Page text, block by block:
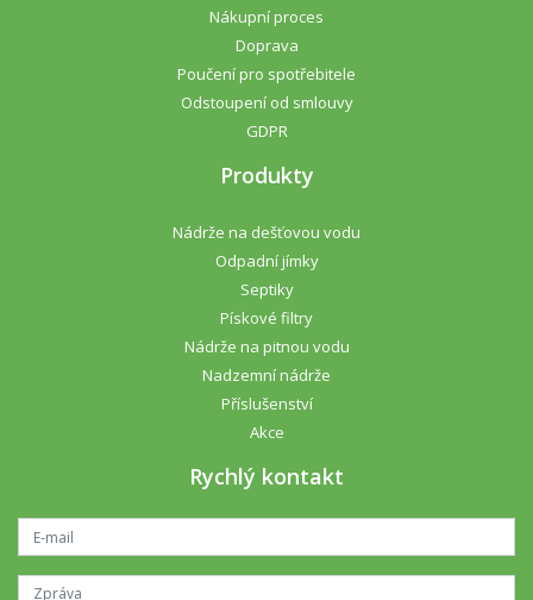
Nákupní proces
Doprava
Poučení pro spotřebitele
Odstoupení od smlouvy
GDPR
Produkty
Nádrže na dešťovou vodu
Odpadní jímky
Septiky
Pískové filtry
Nádrže na pitnou vodu
Nadzemní nádrže
Příslušenství
Akce
Rychlý kontakt